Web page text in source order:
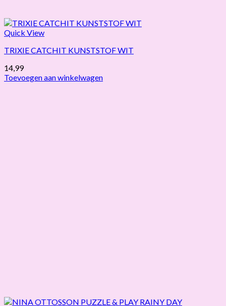
Quick View
TRIXIE CATCHIT KUNSTSTOF WIT
14,99
Toevoegen aan winkelwagen